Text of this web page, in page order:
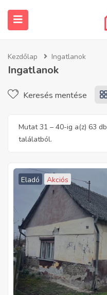
Kezdőlap Ingatlanok
Ingatlanok
Keresés mentése
Mutat31 – 40-ig a(z) 63 db
találatból.
Eladó Akciós